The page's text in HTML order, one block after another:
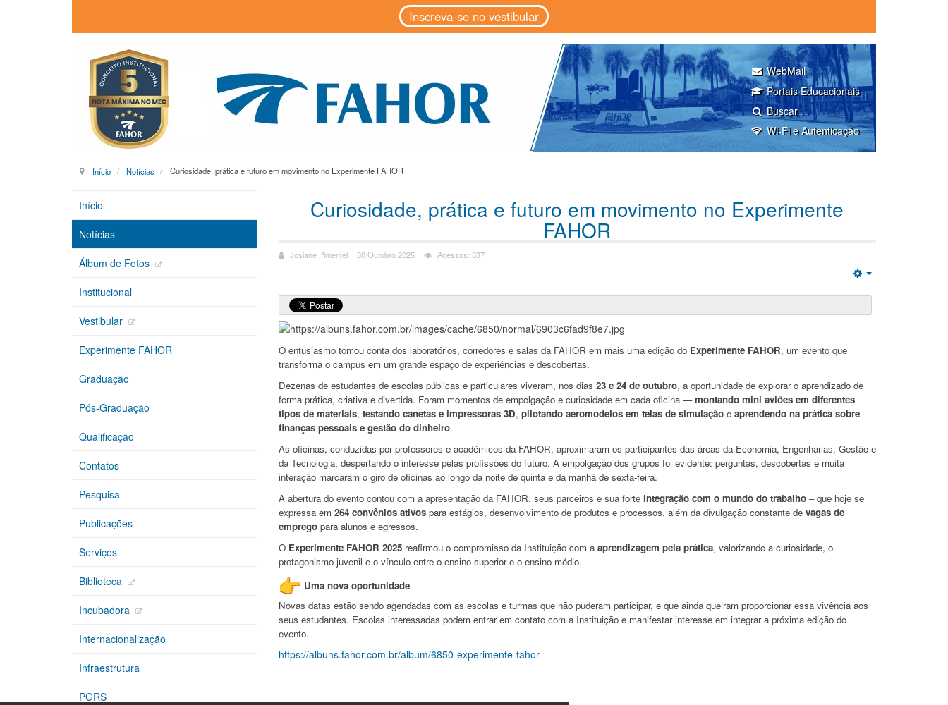
Inscreva-se no vestibular
WebMail
Portais Educacionais
Buscar
Wi-Fi e Autenticação
Início Notícias Curiosidade, prática e futuro em movimento no Experimente FAHOR
Curiosidade, prática e futuro em movimento no Experimente
FAHOR
Josiane Pimentel 30 Outubro 2025 Acessos: 337
O entusiasmo tomou conta dos laboratórios, corredores e salas da FAHOR em mais uma edição do Experimente FAHOR, um evento que
transforma o campus em um grande espaço de experiências e descobertas.
Dezenas de estudantes de escolas públicas e particulares viveram, nos dias 23 e 24 de outubro, a oportunidade de explorar o aprendizado de
forma prática, criativa e divertida. Foram momentos de empolgação e curiosidade em cada oficina —montando mini aviões em diferentes
tipos de materiais, testando canetas e impressoras 3D, pilotando aeromodelos em telas de simulação e aprendendo na prática sobre
finanças pessoais e gestão do dinheiro.
As oficinas, conduzidas por professores e acadêmicos da FAHOR, aproximaram os participantes das áreas da Economia, Engenharias, Gestão e
da Tecnologia, despertando o interesse pelas profissões do futuro. A empolgação dos grupos foi evidente: perguntas, descobertas e muita
interação marcaram o giro de oficinas ao longo da noite de quinta e da manhã de sexta-feira.
A abertura do evento contou com a apresentação da FAHOR, seus parceiros e sua forte integração com o mundo do trabalho– que hoje se
expressa em 264 convênios ativospara estágios, desenvolvimento de produtos e processos, além da divulgação constante de vagas de
empregopara alunos e egressos.
O Experimente FAHOR 2025reafirmou o compromisso da Instituição com a aprendizagem pela prática, valorizando a curiosidade, o
protagonismo juvenil e o vínculo entre o ensino superior e o ensino médio.
Uma nova oportunidade
Novas datas estão sendo agendadas com as escolas e turmas que não puderam participar, e que ainda queiram proporcionar essa vivência aos
seus estudantes. Escolas interessadas podem entrar em contato com a Instituição e manifestar interesse em integrar a próxima edição do
evento.
https://albuns.fahor.com.br/album/6850-experimente-fahor
Início
Notícias
Álbum de Fotos
Institucional
Vestibular
Experimente FAHOR
Graduação
Pós-Graduação
Qualificação
Contatos
Pesquisa
Publicações
Serviços
Biblioteca
Incubadora
Internacionalização
Infraestrutura
PGRS